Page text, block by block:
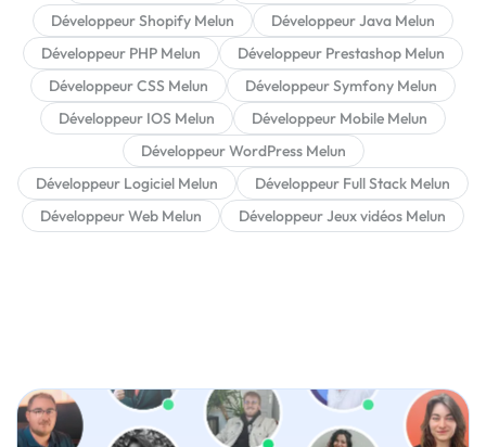
Développeur Shopify Melun
Développeur Java Melun
Développeur PHP Melun
Développeur Prestashop Melun
Développeur CSS Melun
Développeur Symfony Melun
Développeur IOS Melun
Développeur Mobile Melun
Développeur WordPress Melun
Développeur Logiciel Melun
Développeur Full Stack Melun
Développeur Web Melun
Développeur Jeux vidéos Melun